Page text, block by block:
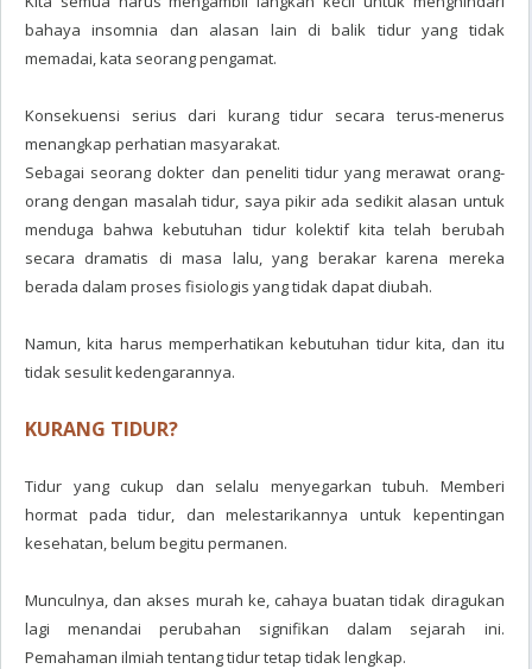
bahaya insomnia dan alasan lain di balik tidur yang tidak
memadai, kata seorang pengamat.
Konsekuensi serius dari kurang tidur secara terus-menerus
menangkap perhatian masyarakat.
Sebagai seorang dokter dan peneliti tidur yang merawat orang-
orang dengan masalah tidur, saya pikir ada sedikit alasan untuk
menduga bahwa kebutuhan tidur kolektif kita telah berubah
secara dramatis di masa lalu, yang berakar karena mereka
berada dalam proses fisiologis yang tidak dapat diubah.
Namun, kita harus memperhatikan kebutuhan tidur kita, dan itu
tidak sesulit kedengarannya.
KURANG TIDUR?
Tidur yang cukup dan selalu menyegarkan tubuh. Memberi
hormat pada tidur, dan melestarikannya untuk kepentingan
kesehatan, belum begitu permanen.
Munculnya, dan akses murah ke, cahaya buatan tidak diragukan
lagi menandai perubahan signifikan dalam sejarah ini.
Pemahaman ilmiah tentang tidur tetap tidak lengkap.